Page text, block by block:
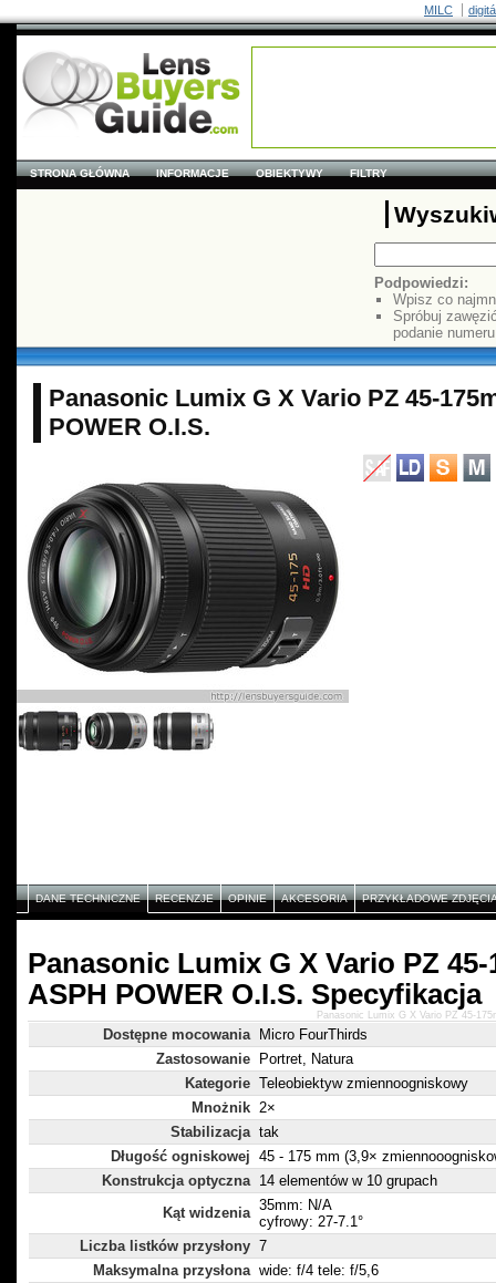
MILC
STRONA GŁÓWNA INFORMACJE OBIEKTYWY FILTRY
Podpowiedzi:
Wpisz co
Spróbuj
podanie
Panasonic Lumix G X Vario PZ 45-
POWER O.I.S.
DANE TECHNICZNE RECENZJE OPINIE AKCESORIA PRZYKŁADOWE
Panasonic Lumix G X Vario PZ 45-
ASPH POWER O.I.S. Specyfikacja
Dostępne mocowania
Micro FourThirds
Zastosowanie
Portret, Natura
Kategorie Teleobiektyw zmiennoogniskowy
Mnożnik 2×
Stabilizacja tak
Długość ogniskowej 45 - 175 mm (3,9×
Konstrukcja optyczna 14 elementów w 10 grupach
Kąt widzenia 35mm: N/A
cyfrowy: 27-7.1°
Liczba listków przysłony 7
Maksymalna przysłona wide: f/4 tele: f/5,6
Panasonic Lumix G X Vario PZ 45-